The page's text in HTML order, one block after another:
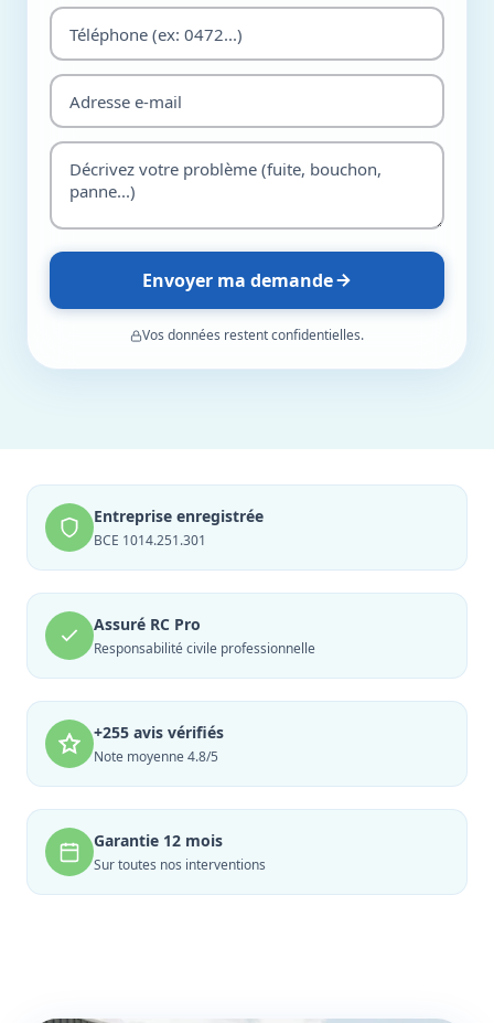
Envoyer ma demande
Vos données restent confidentielles.
Entreprise enregistrée
BCE 1014.251.301
Assuré RC Pro
Responsabilité civile professionnelle
+255 avis vérifiés
Note moyenne 4.8/5
Garantie 12 mois
Sur toutes nos interventions